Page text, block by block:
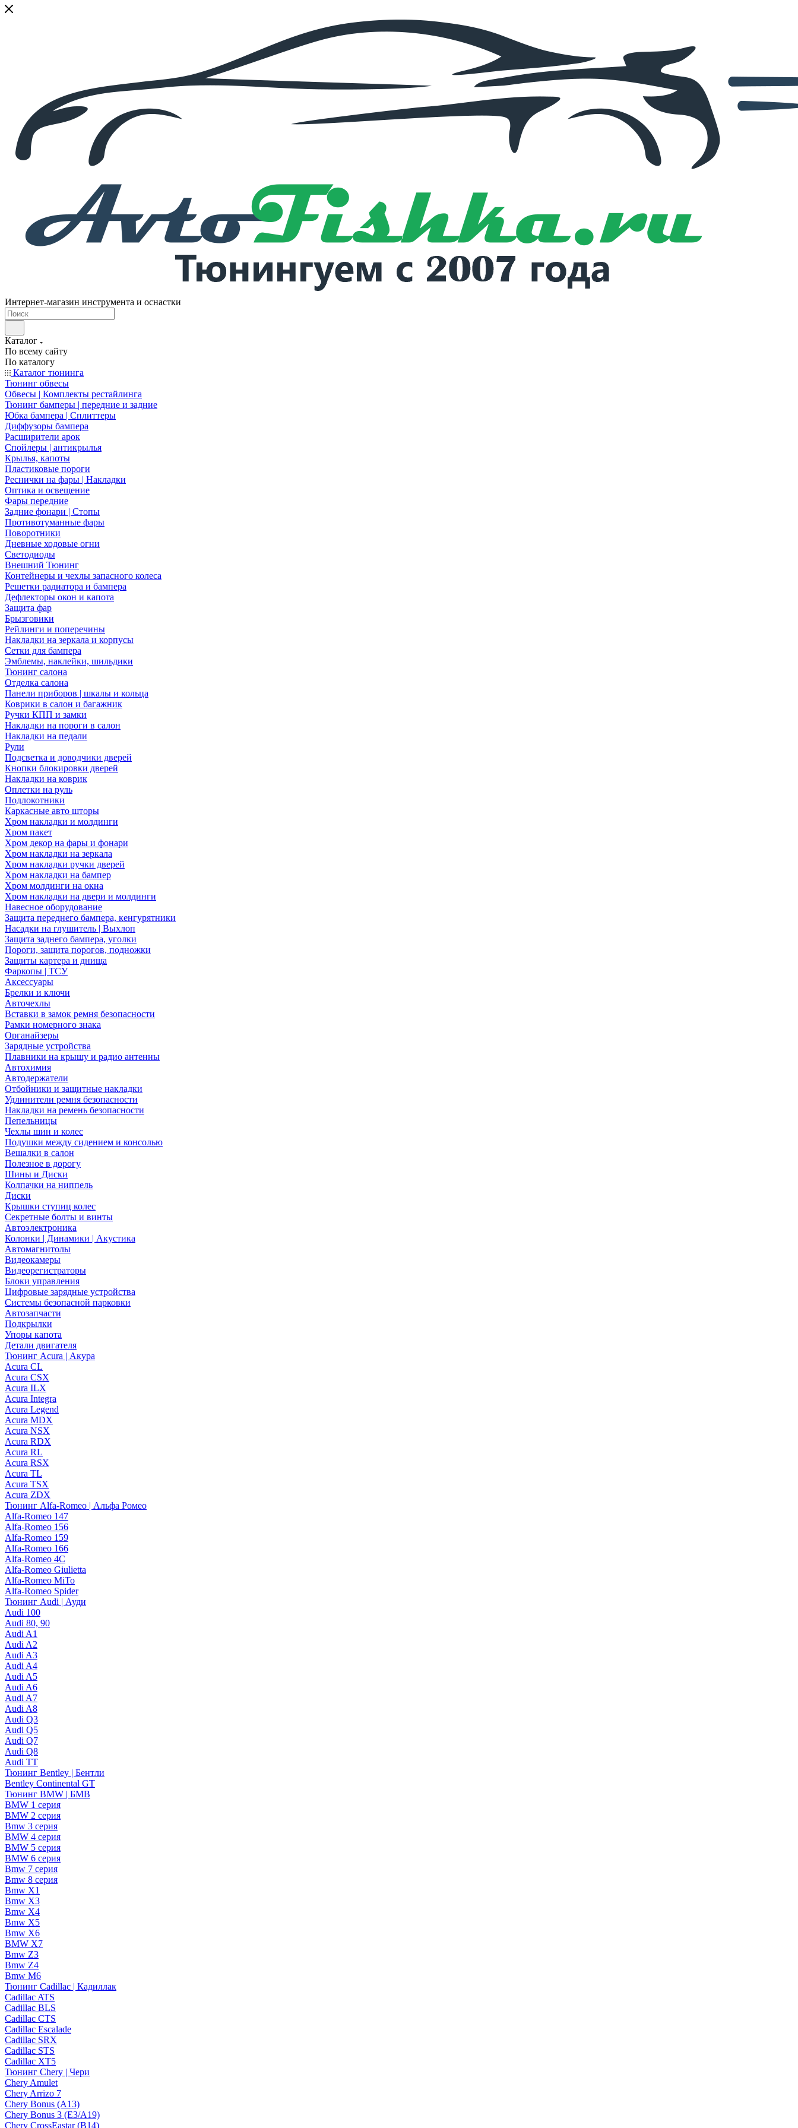
Интернет-магазин инструмента и оснастки
Каталог
По всему сайту
По каталогу
Каталог тюнинга
Тюнинг обвесы
Обвесы | Комплекты рестайлинга
Тюнинг бамперы | передние и задние
Юбка бампера | Сплиттеры
Диффузоры бампера
Расширители арок
Спойлеры | антикрылья
Крылья, капоты
Пластиковые пороги
Реснички на фары | Накладки
Оптика и освещение
Фары передние
Задние фонари | Стопы
Противотуманные фары
Поворотники
Дневные ходовые огни
Светодиоды
Внешний Тюнинг
Контейнеры и чехлы запасного колеса
Решетки радиатора и бампера
Дефлекторы окон и капота
Защита фар
Брызговики
Рейлинги и поперечины
Накладки на зеркала и корпусы
Сетки для бампера
Эмблемы, наклейки, шильдики
Тюнинг салона
Отделка салона
Панели приборов | шкалы и кольца
Коврики в салон и багажник
Ручки КПП и замки
Накладки на пороги в салон
Накладки на педали
Рули
Подсветка и доводчики дверей
Кнопки блокировки дверей
Накладки на коврик
Оплетки на руль
Подлокотники
Каркасные авто шторы
Хром накладки и молдинги
Хром пакет
Хром декор на фары и фонари
Хром накладки на зеркала
Хром накладки ручки дверей
Хром накладки на бампер
Хром молдинги на окна
Хром накладки на двери и молдинги
Навесное оборудование
Защита переднего бампера, кенгурятники
Насадки на глушитель | Выхлоп
Защита заднего бампера, уголки
Пороги, защита порогов, подножки
Защиты картера и днища
Фаркопы | ТСУ
Аксессуары
Брелки и ключи
Авточехлы
Вставки в замок ремня безопасности
Рамки номерного знака
Органайзеры
Зарядные устройства
Плавники на крышу и радио антенны
Автохимия
Автодержатели
Отбойники и защитные накладки
Удлинители ремня безопасности
Накладки на ремень безопасности
Пепельницы
Чехлы шин и колес
Подушки между сидением и консолью
Вешалки в салон
Полезное в дорогу
Шины и Диски
Колпачки на ниппель
Диски
Крышки ступиц колес
Секретные болты и винты
Автоэлектроника
Колонки | Динамики | Акустика
Автомагнитолы
Видеокамеры
Видеорегистраторы
Блоки управления
Цифровые зарядные устройства
Системы безопасной парковки
Автозапчасти
Подкрылки
Упоры капота
Детали двигателя
Тюнинг Acura | Акура
Acura CL
Acura CSX
Acura ILX
Acura Integra
Acura Legend
Acura MDX
Acura NSX
Acura RDX
Acura RL
Acura RSX
Acura TL
Acura TSX
Acura ZDX
Тюнинг Alfa-Romeo | Альфа Ромео
Alfa-Romeo 147
Alfa-Romeo 156
Alfa-Romeo 159
Alfa-Romeo 166
Alfa-Romeo 4C
Alfa-Romeo Giulietta
Alfa-Romeo MiTo
Alfa-Romeo Spider
Тюнинг Audi | Ауди
Audi 100
Audi 80, 90
Audi A1
Audi A2
Audi A3
Audi A4
Audi A5
Audi A6
Audi A7
Audi A8
Audi Q3
Audi Q5
Audi Q7
Audi Q8
Audi TT
Тюнинг Bentley | Бентли
Bentley Continental GT
Тюнинг BMW | БМВ
BMW 1 серия
BMW 2 серия
Bmw 3 серия
BMW 4 серия
BMW 5 серия
BMW 6 серия
Bmw 7 серия
Bmw 8 серия
Bmw X1
Bmw X3
Bmw X4
Bmw X5
Bmw X6
BMW X7
Bmw Z3
Bmw Z4
Bmw М6
Тюнинг Cadillac | Кадиллак
Cadillac ATS
Cadillac BLS
Cadillac CTS
Cadillac Escalade
Cadillac SRX
Cadillac STS
Cadillac XT5
Тюнинг Chery | Чери
Chery Amulet
Chery Arrizo 7
Chery Bonus (A13)
Chery Bonus 3 (E3/A19)
Chery CrossEastar (B14)